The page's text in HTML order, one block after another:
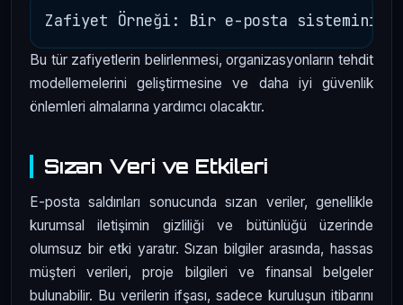
Bu tür zafiyetlerin belirlenmesi, organizasyonların tehdit
modellemelerini geliştirmesine ve daha iyi güvenlik
önlemleri almalarına yardımcı olacaktır.
Sızan Veri ve Etkileri
E-posta saldırıları sonucunda sızan veriler, genellikle
kurumsal iletişimin gizliliği ve bütünlüğü üzerinde
olumsuz bir etki yaratır. Sızan bilgiler arasında, hassas
müşteri verileri, proje bilgileri ve finansal belgeler
bulunabilir. Bu verilerin ifşası, sadece kuruluşun itibarını